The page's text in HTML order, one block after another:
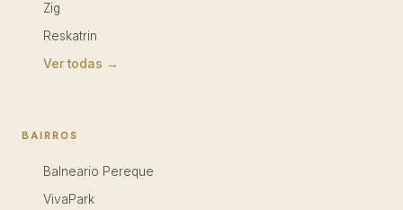
Zig
Reskatrin
Ver todas →
BAIRROS
Balneario Pereque
VivaPark